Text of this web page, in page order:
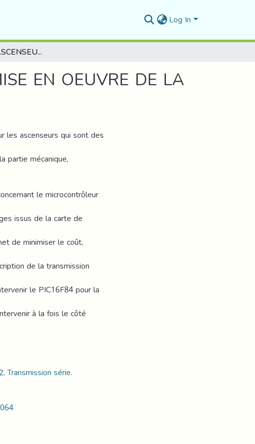
Log In
ETUDE D'UN ASCENSEUR INDUSTRIEL ET MISE EN OEUVRE DE LA TRANSMISSION DES DONNEES EN SERIE
EN OEUVRE DE LA
les ascenseurs qui sont des
partie mécanique,
le microcontrôleur
issus de la carte de
de minimiser le coût,
de la transmission
le PIC16F84 pour la
à la fois le côté
Transmission série.